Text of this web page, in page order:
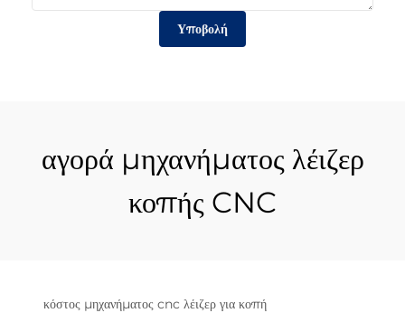
Υποβολή
αγορά μηχανήματος λέιζερ
κοπής CNC
κόστος μηχανήματος cnc λέιζερ για κοπή